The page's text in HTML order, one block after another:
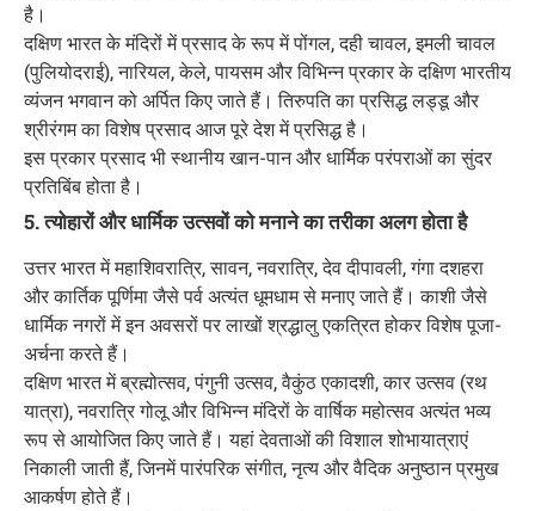
है।
दक्षिण भारत के मंदिरों में प्रसाद के रूप में पोंगल, दही चावल, इमली चावल
(पुलियोदराई), नारियल, केले, पायसम और विभिन्न प्रकार के दक्षिण भारतीय
व्यंजन भगवान को अर्पित किए जाते हैं। तिरुपति का प्रसिद्ध लड्डू और
श्रीरंगम का विशेष प्रसाद आज पूरे देश में प्रसिद्ध है।
इस प्रकार प्रसाद भी स्थानीय खान-पान और धार्मिक परंपराओं का सुंदर
प्रतिबिंब होता है।
5. त्योहारों और धार्मिक उत्सवों को मनाने का तरीका अलग होता है
उत्तर भारत में महाशिवरात्रि, सावन, नवरात्रि, देव दीपावली, गंगा दशहरा
और कार्तिक पूर्णिमा जैसे पर्व अत्यंत धूमधाम से मनाए जाते हैं। काशी जैसे
धार्मिक नगरों में इन अवसरों पर लाखों श्रद्धालु एकत्रित होकर विशेष पूजा-
अर्चना करते हैं।
दक्षिण भारत में ब्रह्मोत्सव, पंगुनी उत्सव, वैकुंठ एकादशी, कार उत्सव (रथ
यात्रा), नवरात्रि गोलू और विभिन्न मंदिरों के वार्षिक महोत्सव अत्यंत भव्य
रूप से आयोजित किए जाते हैं। यहां देवताओं की विशाल शोभायात्राएं
निकाली जाती हैं, जिनमें पारंपरिक संगीत, नृत्य और वैदिक अनुष्ठान प्रमुख
आकर्षण होते हैं।